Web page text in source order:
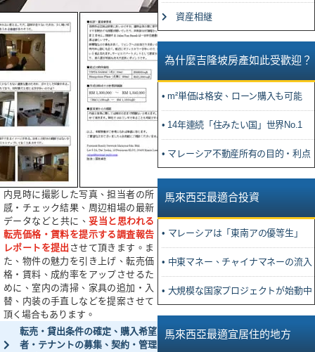
資産相継
為什麼吉隆坡房產如此受歡迎？
• m²単価は格安、ローン購入も可能
• 14年連続「住みたい国」世界No.1
• マレーシア不動産所有の目的・利点
馬來西亞最適合投資
• マレーシアは「東南アの優等生」
• 中東マネー、チャイナマネーの流入
• 大規模な国家プロジェクトが始動中
馬來西亞最適宜居住的地方
内見時に撮影した写真、担当者の所
感・チェック結果、周辺相場の最新
データなどと共に、妥当と思われる
転売価格・賃料を提示する調査報告
レポートを提出 させて頂きます。ま
た、物件の魅力を引き上げ、転売価
格・賃料、成約率をアップさせるた
めに、室内の清掃、家具の追加・入
替、内装の手直しなどを提案させて
頂く場合もあります。
転売・貸出条件の確定、購入希望
者・テナントの募集、契約・管理